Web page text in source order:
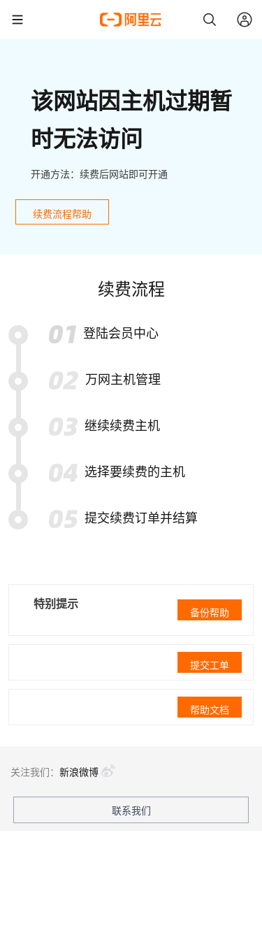
该网站因主机过期暂
时无法访问
开通方法：续费后网站即可开通
续费流程帮助
续费流程
登陆会员中心
万网主机管理
继续续费主机
选择要续费的主机
提交续费订单并结算
特别提示
备份帮助
提交工单
帮助文档